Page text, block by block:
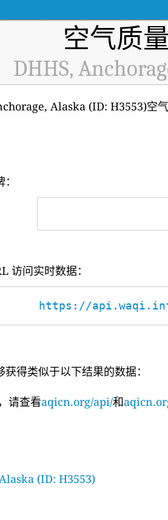
空气质
DHHS,
Alaska (ID: H3553)空
访问实时数据：
https://api.waqi.info/
得类似于以下结果的数据：
请查看aqicn.org/api/和
(ID: H3553)